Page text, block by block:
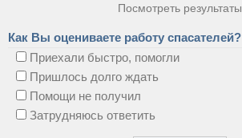
Посмотреть результаты
Как Вы оцениваете работу спасателей?
Приехали быстро, помогли
Пришлось долго ждать
Помощи не получил
Затрудняюсь ответить